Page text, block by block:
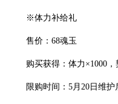
※体力补给礼
售价：68魂玉
购买获得：体力×1000
限购时间：5月20日维护